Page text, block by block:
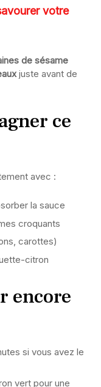
votre
de sésame
juste avant de
ce
avec :
la sauce
croquants
carottes)
citron
encore
si vous avez le
vert pour une